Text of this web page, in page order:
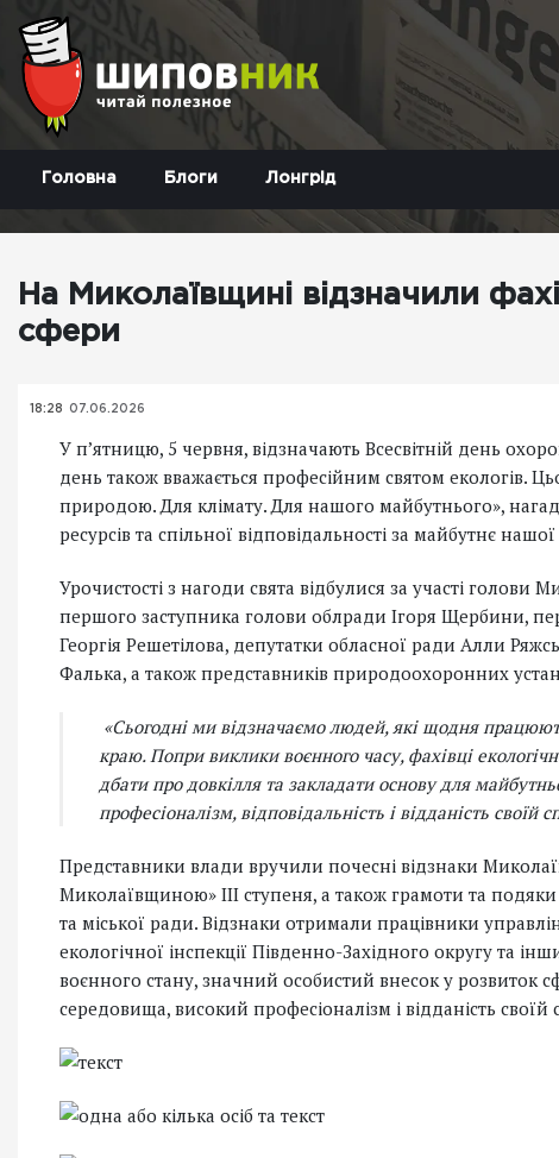
Головна Блоги Лонгрід
На Миколаївщині відзначили
сфери
18:28 07.06.2026
У п’ятницю, 5 червня, відзначають Всесвітній день
день також вважається професійним святом екологів.
природою. Для клімату. Для нашого майбутнього»,
ресурсів та спільної відповідальності за майбутнє
Урочистості з нагоди свята відбулися за участі
першого заступника голови облради Ігоря Щербини,
Георгія Решетілова, депутатки обласної ради Алли
Фалька, а також представників природоохоронних
«Сьогодні ми відзначаємо людей, які щодня
краю. Попри виклики воєнного часу, фахівці
дбати про довкілля та закладати основу для
професіоналізм, відповідальність і відданість
Представники влади вручили почесні відзнаки
Миколаївщиною» ІІІ ступеня, а також грамоти та подяки
та міської ради. Відзнаки отримали працівники
екологічної інспекції Південно-Західного округу та
воєнного стану, значний особистий внесок у
середовища, високий професіоналізм і відданість своїй